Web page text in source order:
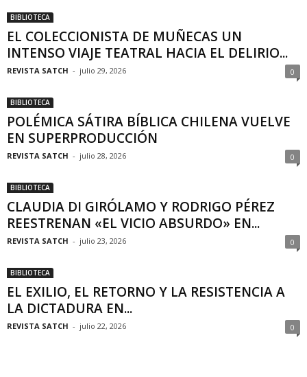
BIBLIOTECA
EL COLECCIONISTA DE MUÑECAS UN
INTENSO VIAJE TEATRAL HACIA EL DELIRIO...
REVISTA SATCH - julio 29, 2026 0
BIBLIOTECA
POLÉMICA SÁTIRA BÍBLICA CHILENA VUELVE
EN SUPERPRODUCCIÓN
REVISTA SATCH - julio 28, 2026 0
BIBLIOTECA
CLAUDIA DI GIRÓLAMO Y RODRIGO PÉREZ
REESTRENAN «EL VICIO ABSURDO» EN...
REVISTA SATCH - julio 23, 2026 0
BIBLIOTECA
EL EXILIO, EL RETORNO Y LA RESISTENCIA A
LA DICTADURA EN...
REVISTA SATCH - julio 22, 2026 0